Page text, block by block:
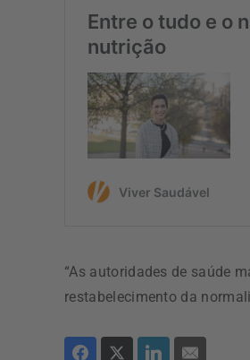
“As autoridades de saúde
restabelecimento da